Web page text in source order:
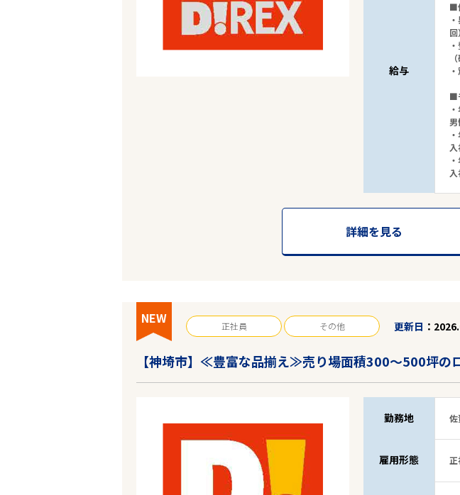
給与
■
■
男
入
入
詳細を見る
NEW 正社員 その他 更新日
【神埼市】≪豊富な品揃え≫売り場面積300～500坪の
勤務地
雇用形態 正